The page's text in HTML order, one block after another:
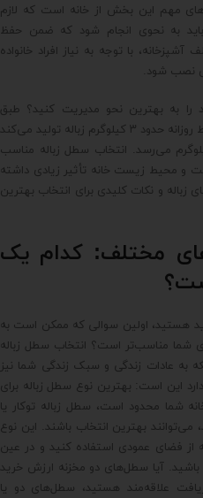
مهم این بخش از خانه است که لازم
به نحوی انجام شود که ضمن حفظ
با توجه به نیاز افراد خانواده
نصب شود.
را به بهترین نحو مدیریت کنید؟ طبق
آمارهای جهانی، هر خانواده به طور متوسط روزانه حدود ۳ کیلوگرم زباله تولید می‌کند
طول یک سال به بیش از ۱۱۰۰ کیلوگرم می‌رسد. انتخاب سطل زباله مناسب
و محیط زیست خانه تأثیر زیادی داشته
زباله و نکات کلیدی برای انتخاب بهترین
مختلف: کدام یک
هستید، اولین سوالی که ممکن است به
شما مناسب‌تر است؟ انتخاب سطل زباله
به عادات زندگی و سبک زندگی شما نیز
این است: بهترین نوع سطل زباله برای
شما محدود است، سطل زباله توکار یا
می‌توانند بهترین انتخاب باشند. این نوع
فضای عمودی استفاده کنید و در عین
باشید. آیا سطل‌های دو مخزنه ارزش خرید
علاقه‌مند هستید، سطل‌های دو یا